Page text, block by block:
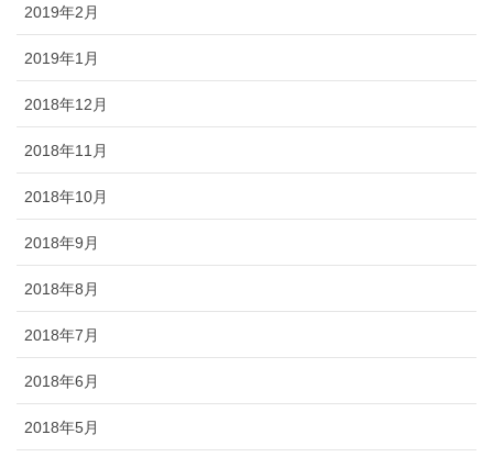
2019年2月
2019年1月
2018年12月
2018年11月
2018年10月
2018年9月
2018年8月
2018年7月
2018年6月
2018年5月